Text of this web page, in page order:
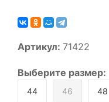
Артикул: 71422
Выберите размер:
44 46 48